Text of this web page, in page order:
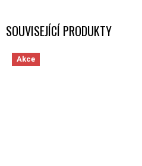
SOUVISEJÍCÍ PRODUKTY
Akce